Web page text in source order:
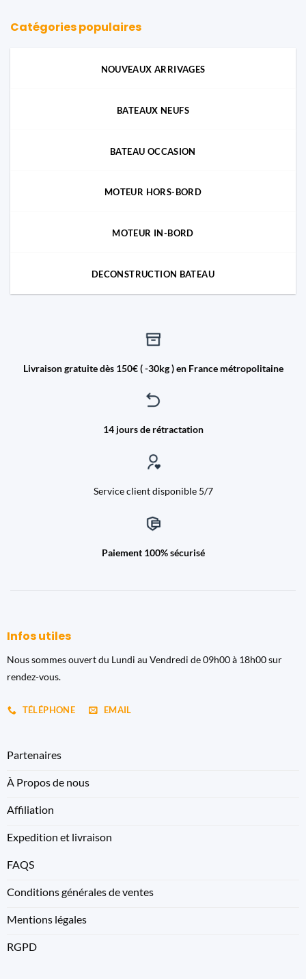
Catégories populaires
NOUVEAUX ARRIVAGES
BATEAUX NEUFS
BATEAU OCCASION
MOTEUR HORS-BORD
MOTEUR IN-BORD
DECONSTRUCTION BATEAU
Livraison gratuite dès 150€ ( -30kg ) en France métropolitaine
14 jours de rétractation
Service client disponible 5/7
Paiement 100% sécurisé
Infos utiles
Nous sommes ouvert du Lundi au Vendredi de 09h00 à 18h00 sur
rendez-vous.
TÉLÉPHONE EMAIL
Partenaires
À Propos de nous
Affiliation
Expedition et livraison
FAQS
Conditions générales de ventes
Mentions légales
RGPD